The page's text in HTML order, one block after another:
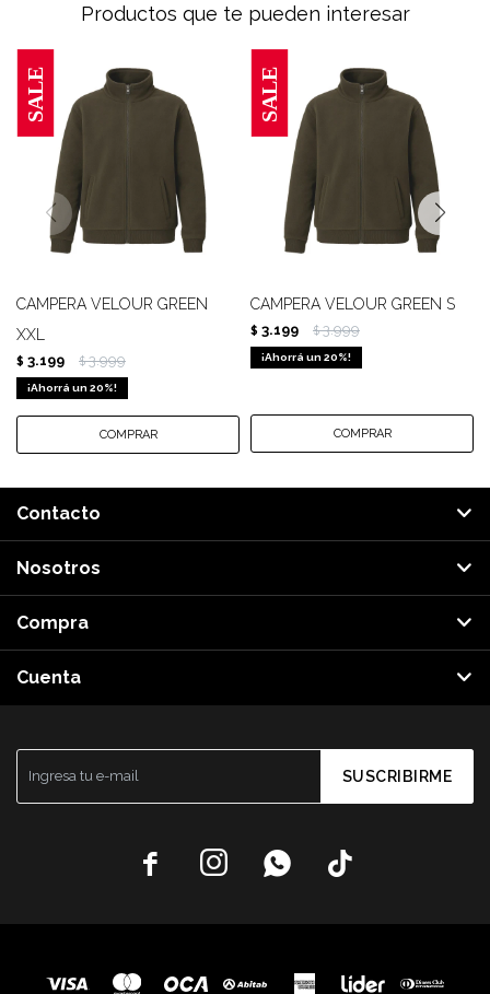
Productos que te pueden interesar
CAMPERA VELOUR GREEN
XXL
$ 3.199 $ 3.999
20
CAMPERA VELOUR GREEN S
$ 3.199 $ 3.999
20
SUSCRIBIRME
   
Contacto
Nosotros
Compra
Cuenta